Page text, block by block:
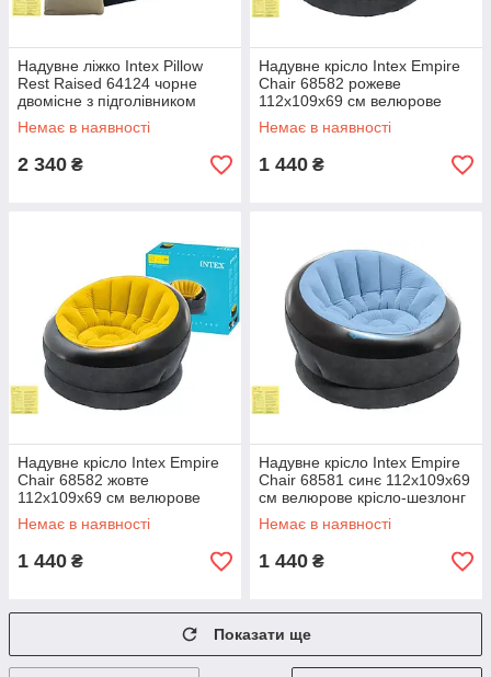
Надувне ліжко Intex Pillow
Rest Raised 64124 чорне
двомісне з підголівником
152х203х42 см з вбудованим
насосом
Немає в наявності
2 340 ₴
Надувне крісло Intex Empire
Chair 68582 рожеве
112х109х69 см велюрове
крісло-шезлонг для дому та
відпочинку
Немає в наявності
1 440 ₴
Надувне крісло Intex Empire
Chair 68582 жовте
112х109х69 см велюрове
крісло-шезлонг для дому та
відпочинку
Немає в наявності
1 440 ₴
Надувне крісло Intex Empire
Chair 68581 синє 112х109х69
см велюрове крісло-шезлонг
для дому та відпочинку
Немає в наявності
1 440 ₴
Показати ще